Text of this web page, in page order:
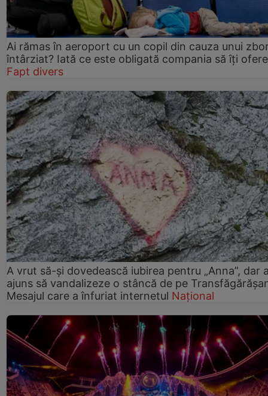
Ai rămas în aeroport cu un copil din cauza unui
întârziat? Iată ce este obligată compania să îți ofere
Fapt divers
A vrut să-și dovedească iubirea pentru „Anna”, dar
ajuns să vandalizeze o stâncă de pe
Mesajul care a înfuriat internetul Național